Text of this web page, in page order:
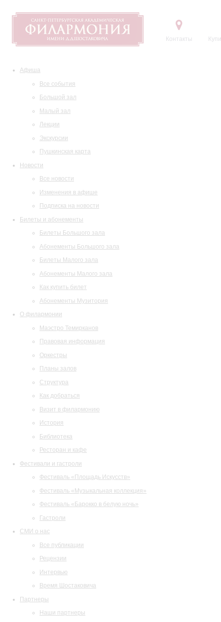
Контакты
Афиша
Все события
Большой зал
Малый зал
Лекции
Экскурсии
Пушкинская карта
Новости
Все новости
Изменения в афише
Подписка на новости
Билеты и абонементы
Билеты Большого зала
Абонементы Большого зала
Билеты Малого зала
Абонементы Малого зала
Как купить билет
Абонементы Музитория
О филармонии
Маэстро Темирканов
Правовая информация
Оркестры
Планы залов
Структура
Как добраться
Визит в филармонию
История
Библиотека
Ресторан и кафе
Фестивали и гастроли
Фестиваль «Площадь Искусств»
Фестиваль «Музыкальная коллекция»
Фестиваль «Барокко в белую ночь»
Гастроли
СМИ о нас
Все публикации
Рецензии
Интервью
Время Шостаковича
Партнеры
Наши партнеры